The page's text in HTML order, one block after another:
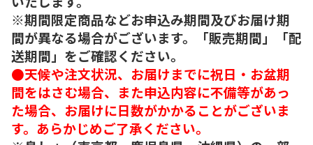
※期間限定商品などお申込み期間及びお届け期
間が異なる場合がございます。「販売期間」「配
送期間」をご確認ください。
●天候や注文状況、お届けまでに祝日・お盆期
間をはさむ場合、また申込内容に不備等があっ
た場合、お届けに日数がかかることがございま
す。あらかじめご了承ください。